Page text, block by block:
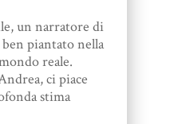
un narratore di
piantato nella
reale.
ci piace
stima